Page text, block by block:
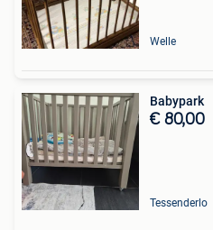
Welle
Babypark
€ 80,00
Tessenderlo